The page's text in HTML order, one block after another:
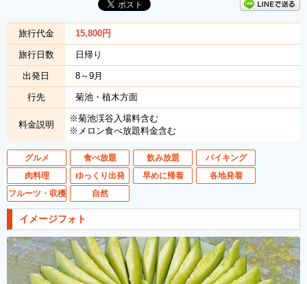
旅行代金 15,800円
旅行日数 日帰り
出発日 8～9月
行先 菊池・植木方面
料金説明
※菊池渓谷入場料含む
※メロン食べ放題料金含む
グルメ 食べ放題 飲み放題
バイキング
肉料理
ゆっくり出発 早めに帰着
各地発着
フルーツ・収穫
自然
イメージフォト